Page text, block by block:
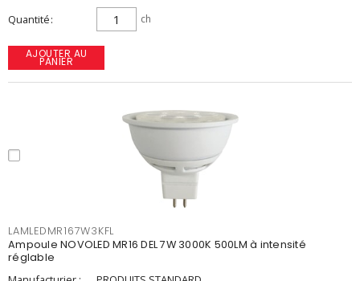
Quantité ch
AJOUTER AU
PANIER
LAMLEDMR167W3KFL
Ampoule NOVOLED MR16 DEL 7W 3000K 500LM à intensité
réglable